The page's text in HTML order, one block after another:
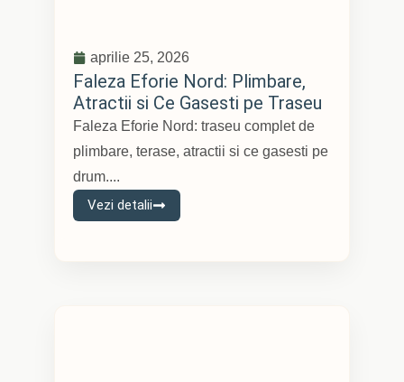
aprilie 25, 2026
Faleza Eforie Nord: Plimbare,
Atractii si Ce Gasesti pe Traseu
Faleza Eforie Nord: traseu complet de
plimbare, terase, atractii si ce gasesti pe
drum....
Vezi detalii